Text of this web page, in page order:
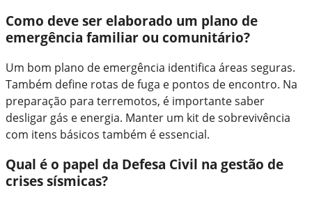
Como deve ser elaborado um plano de
emergência familiar ou comunitário?
Um bom plano de emergência identifica áreas seguras.
Também define rotas de fuga e pontos de encontro. Na
preparação para terremotos, é importante saber
desligar gás e energia. Manter um kit de sobrevivência
com itens básicos também é essencial.
Qual é o papel da Defesa Civil na gestão de
crises sísmicas?